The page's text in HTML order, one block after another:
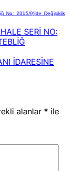
No: 2015/9)’de Değişiklik
SERİ NO:
İDARESİNE
alanlar * ile